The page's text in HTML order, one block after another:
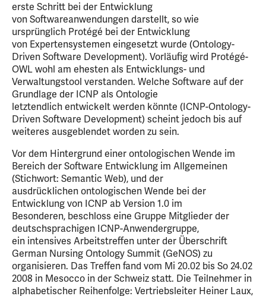
erste Schritt bei der Entwicklung
von Softwareanwendungen darstellt, so wie
ursprünglich Protégé bei der Entwicklung
von Expertensystemen eingesetzt wurde (Ontology-
Driven Software Development). Vorläufig wird Protégé-
OWL wohl am ehesten als Entwicklungs- und
Verwaltungstool verstanden. Welche Software auf der
Grundlage der ICNP als Ontologie
letztendlich entwickelt werden könnte (ICNP-Ontology-
Driven Software Development) scheint jedoch bis auf
weiteres ausgeblendet worden zu sein.
Vor dem Hintergrund einer ontologischen Wende im
Bereich der Software Entwicklung im Allgemeinen
(Stichwort: Semantic Web), und der
ausdrücklichen ontologischen Wende bei der
Entwicklung von ICNP ab Version 1.0 im
Besonderen, beschloss eine Gruppe Mitglieder der
deutschsprachigen ICNP-Anwendergruppe,
ein intensives Arbeitstreffen unter der Überschrift
German Nursing Ontology Summit (GeNOS) zu
organisieren. Das Treffen fand vom Mi 20.02 bis So 24.02
2008 in Mesocco in der Schweiz statt. Die Teilnehmer in
alphabetischer Reihenfolge: Vertriebsleiter Heiner Laux,